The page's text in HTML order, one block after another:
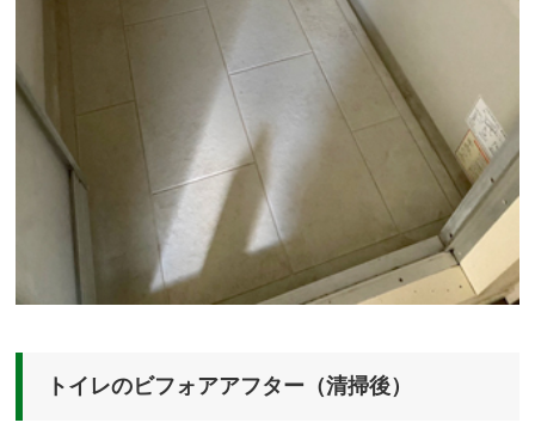
トイレのビフォアアフター（清掃後）